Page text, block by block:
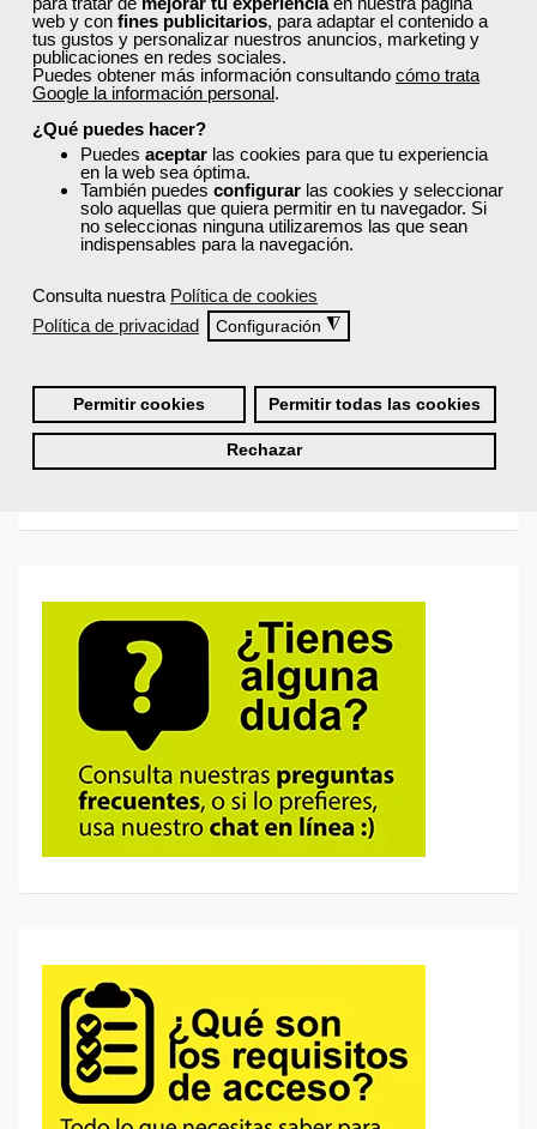
web y con fines publicitarios, para adaptar el contenido a
tus gustos y personalizar nuestros anuncios, marketing y
publicaciones en redes sociales.
Puedes obtener más información consultando cómo trata
Google la información personal.
¿Qué puedes hacer?
Puedes aceptar las cookies para que tu experiencia
en la web sea óptima.
También puedes configurar las cookies y seleccionar
solo aquellas que quiera permitir en tu navegador. Si
no seleccionas ninguna utilizaremos las que sean
indispensables para la navegación.
Consulta nuestra Política de cookies
Política de privacidad
Configuración ◮
Permitir cookies Permitir todas las cookies
Rechazar
Actualmenteeste curso está cerradoy no hay plazas
disponibles.
Si todavía no tienes cuenta de usuario,regístrate, indicando
tu sector profesional y tus preferencias formativas. Si ya
estás registrado, inicia sesión a continuación y filtra tu
búsqueda para encontrar los cursos que se ajusten a tu
perfil.
Iniciar sesión